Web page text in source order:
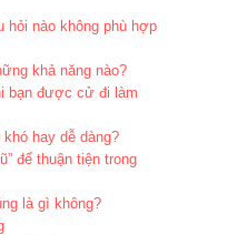
hỏi nào không phù hợp
khả năng nào?
bạn được cử đi làm
hay dễ dàng?
để thuận tiện trong
là gì không?